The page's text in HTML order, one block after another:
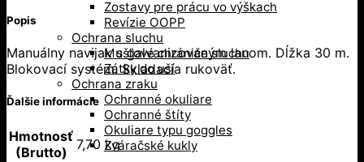
Zostavy pre prácu vo výškach
Revízie OOPP
Ochrana sluchu
Mušľové chrániče sluchu
Zátky do uší
Ochrana zraku
Ochranné okuliare
Ochranné štíty
Okuliare typu goggles
Zváračské kukly
Popis
Manuálny navijak s galvanizovaným lanom. Dĺžka 30 m.
Blokovací systém. Skladacia rukoväť.
Ďalšie informácie
Hmotnosť
(Brutto)
7,70 kg